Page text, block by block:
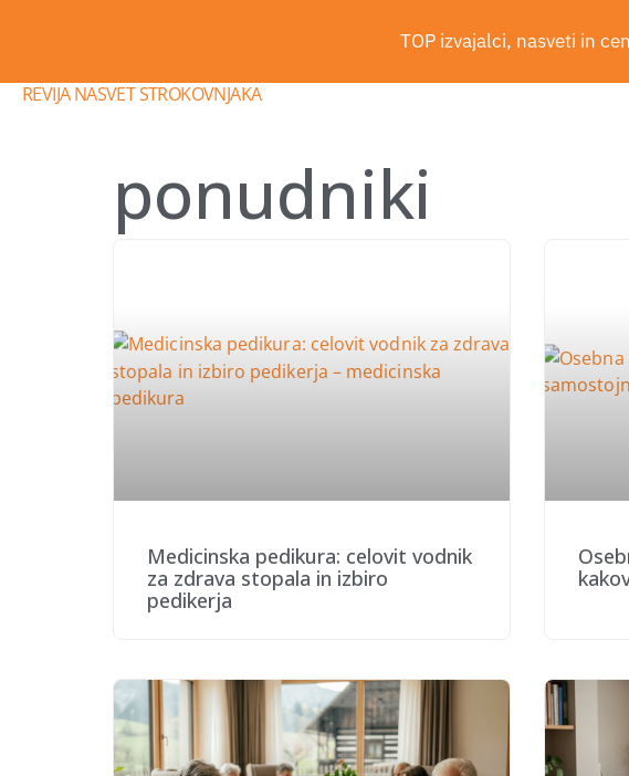
REVIJA NASVET STROKOVNJAKA
ponudniki
Medicinska pedikura: celovit vodnik
za zdrava stopala in izbiro
pedikerja
TOP izvajalci, nasveti in